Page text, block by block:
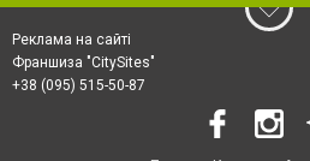
Реклама на сайті
Франшиза "CitySites"
+38 (095) 515-50-87